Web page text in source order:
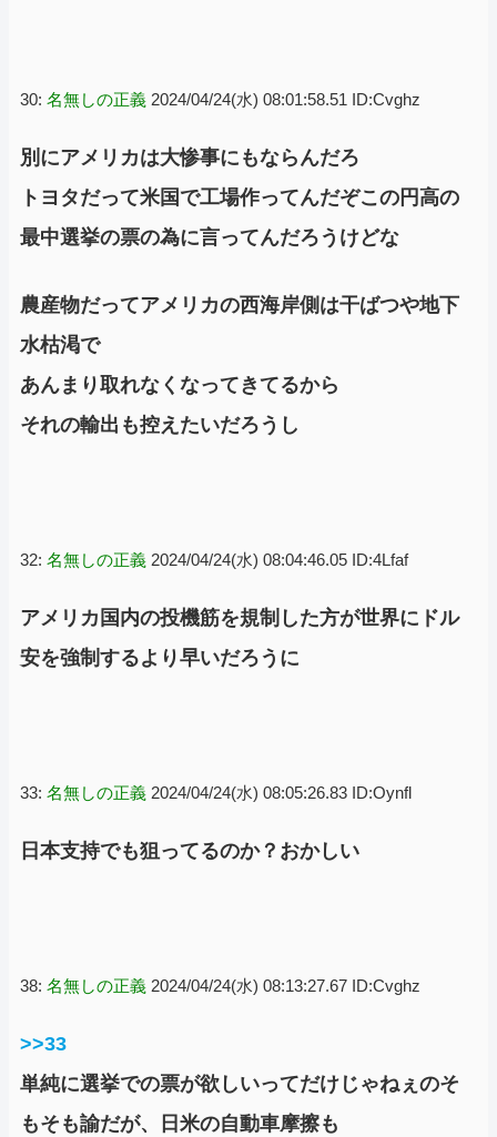
30: 名無しの正義 2024/04/24(水) 08:01:58.51 ID:Cvghz
別にアメリカは大惨事にもならんだろ
トヨタだって米国で工場作ってんだぞこの円高の
最中選挙の票の為に言ってんだろうけどな
農産物だってアメリカの西海岸側は干ばつや地下
水枯渇で
あんまり取れなくなってきてるから
それの輸出も控えたいだろうし
32: 名無しの正義 2024/04/24(水) 08:04:46.05 ID:4Lfaf
アメリカ国内の投機筋を規制した方が世界にドル
安を強制するより早いだろうに
33: 名無しの正義 2024/04/24(水) 08:05:26.83 ID:Oynfl
日本支持でも狙ってるのか？おかしい
38: 名無しの正義 2024/04/24(水) 08:13:27.67 ID:Cvghz
>>33
単純に選挙での票が欲しいってだけじゃねぇのそ
もそも諭だが、日米の自動車摩擦も